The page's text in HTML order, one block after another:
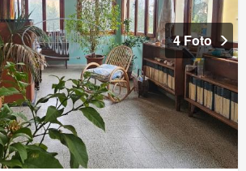
4 Foto